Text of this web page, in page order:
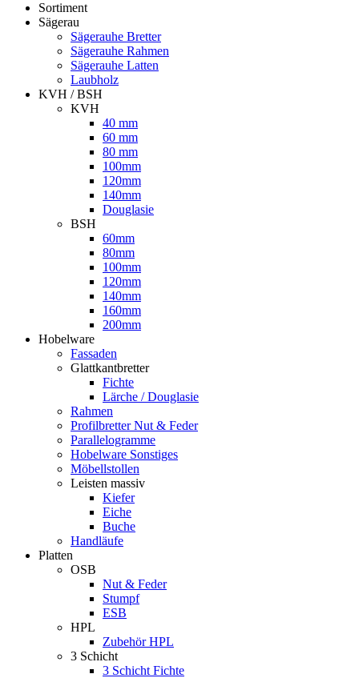
Sortiment
Sägerau
Sägerauhe Bretter
Sägerauhe Rahmen
Sägerauhe Latten
Laubholz
KVH / BSH
KVH
40 mm
60 mm
80 mm
100mm
120mm
140mm
Douglasie
BSH
60mm
80mm
100mm
120mm
140mm
160mm
200mm
Hobelware
Fassaden
Glattkantbretter
Fichte
Lärche / Douglasie
Rahmen
Profilbretter Nut & Feder
Parallelogramme
Hobelware Sonstiges
Möbellstollen
Leisten massiv
Kiefer
Eiche
Buche
Handläufe
Platten
OSB
Nut & Feder
Stumpf
ESB
HPL
Zubehör HPL
3 Schicht
3 Schicht Fichte